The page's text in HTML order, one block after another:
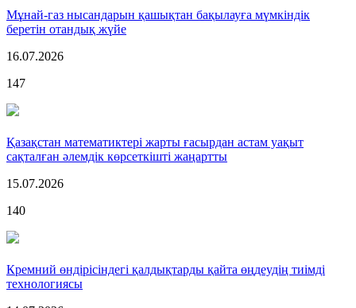
Мұнай-газ нысандарын қашықтан бақылауға мүмкіндік
беретін отандық жүйе
16.07.2026
147
Қазақстан математиктері жарты ғасырдан астам уақыт
сақталған әлемдік көрсеткішті жаңартты
15.07.2026
140
Кремний өндірісіндегі қалдықтарды қайта өңдеудің тиімді
технологиясы